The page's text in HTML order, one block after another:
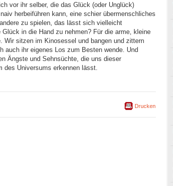
vor ihr selber, die das Glück (oder Unglück)
herbeiführen kann, eine schier übermenschliches
zu spielen, das lässt sich vielleicht
in die Hand zu nehmen? Für die arme, kleine
Wir sitzen im Kinosessel und bangen und zittern
auch ihr eigenes Los zum Besten wende. Und
Ängste und Sehnsüchte, die uns dieser
des Universums erkennen lässt.
Drucken